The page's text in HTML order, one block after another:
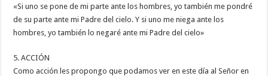
«Si uno se pone de mi parte ante los hombres, yo también me pondré
de su parte ante mi Padre del cielo. Y si uno me niega ante los
hombres, yo también lo negaré ante mi Padre del cielo»
5. ACCIÓN
Como acción les propongo que podamos ver en este día al Señor en